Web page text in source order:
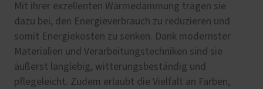
Mit ihrer exzellenten Wärmedämmung tragen sie
dazu bei, den Energieverbrauch zu reduzieren und
somit Energiekosten zu senken. Dank modernster
Materialien und Verarbeitungstechniken sind sie
äußerst langlebig, witterungsbeständig und
pflegeleicht. Zudem erlaubt die Vielfalt an Farben,